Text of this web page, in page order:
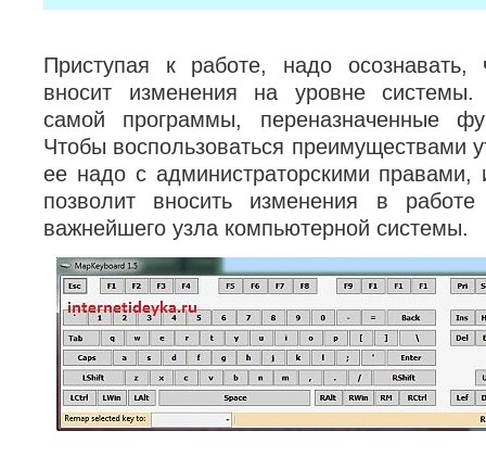
Приступая к работе, надо осознавать,
вносит изменения на уровне
самой программы, переназначенные
Чтобы воспользоваться преимуществами
ее надо с администраторскими правами,
позволит вносить изменения в работе
важнейшего узла компьютерной системы.